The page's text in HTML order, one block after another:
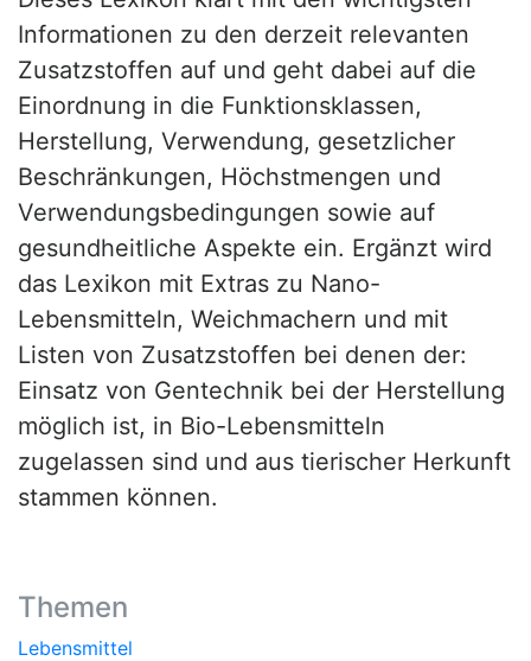
Informationen zu den derzeit relevanten
Zusatzstoffen auf und geht dabei auf die
Einordnung in die Funktionsklassen,
Herstellung, Verwendung, gesetzlicher
Beschränkungen, Höchstmengen und
Verwendungsbedingungen sowie auf
gesundheitliche Aspekte ein. Ergänzt wird
das Lexikon mit Extras zu Nano-
Lebensmitteln, Weichmachern und mit
Listen von Zusatzstoffen bei denen der:
Einsatz von Gentechnik bei der Herstellung
möglich ist, in Bio-Lebensmitteln
zugelassen sind und aus tierischer Herkunft
stammen können.
Themen
Lebensmittel